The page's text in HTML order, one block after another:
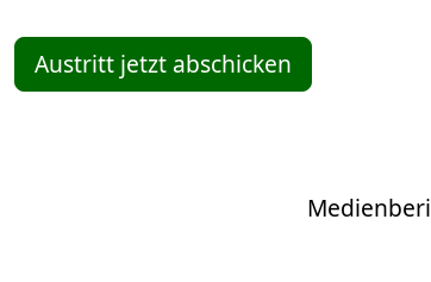
Austritt jetzt abschicken